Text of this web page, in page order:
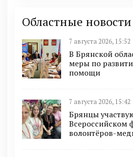
Областные новости
7 августа 2026, 15:52
В Брянской
меры по
помощи
7 августа 2026, 15:42
Брянцы
Всероссийском
волонтёров-